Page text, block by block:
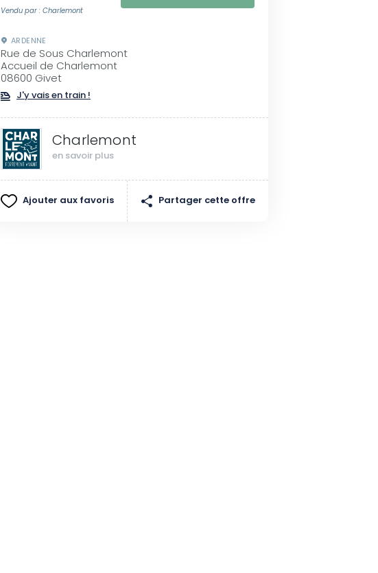
Vendu par : Charlemont
ARDENNE
Rue de Sous Charlemont
Accueil de Charlemont
08600 Givet
J'y vais en train !
Charlemont
en savoir plus
Ajouter aux favoris Partager cette offre